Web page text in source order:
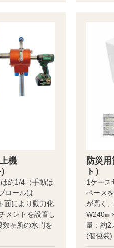
機
約1/4（手動は
ロールは
面により動力化
メントを設置し
数ヶ所の水門を
防災
ト）
1ケース
ペース
が高く
W240㎜
量：約
(個包装)...